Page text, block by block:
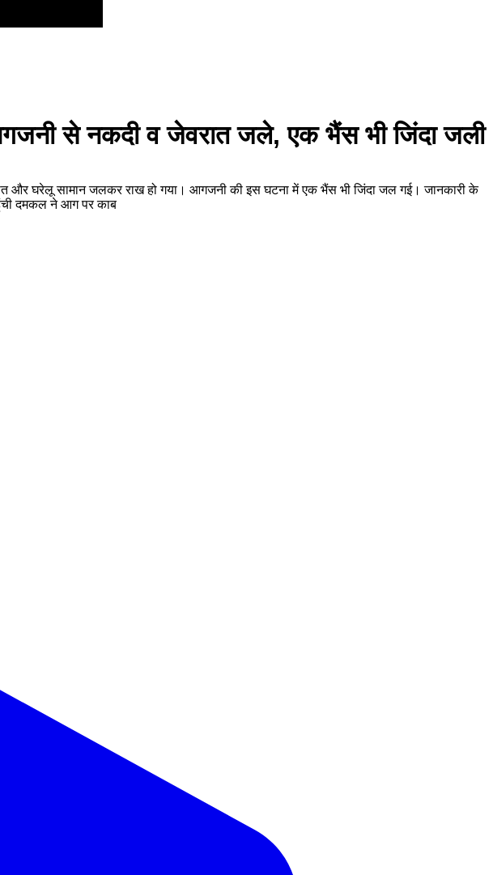
से नकदी व जेवरात जले, एक भैंस भी जिंदा जली
और घरेलू सामान जलकर राख हो गया। आगजनी की इस घटना में एक भैंस भी जिंदा जल गई। जानकारी के
दमकल ने आग पर काब